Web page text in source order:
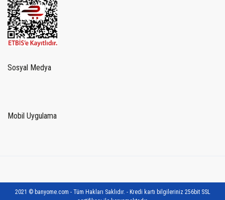
Sosyal Medya
Mobil Uygulama
2021 © banyome.com - Tüm Hakları Saklıdır. - Kredi kartı bilgileriniz 256bit SSL